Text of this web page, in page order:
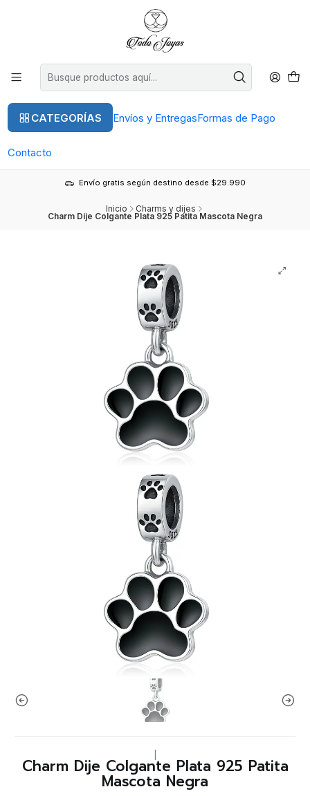
CATEGORÍAS Envíos y EntregasFormas de Pago
Contacto
Envío gratis según destino desde $29.990
Inicio Charms y dijes
Charm Dije Colgante Plata 925 Patita Mascota Negra
Charm Dije Colgante Plata 925 Patita
Mascota Negra